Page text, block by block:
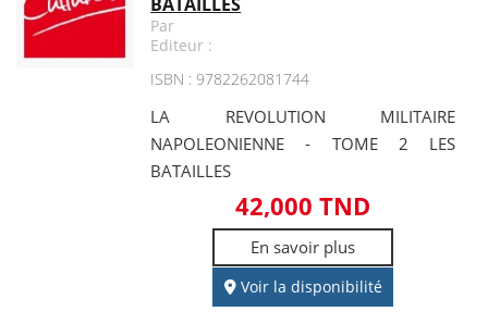
Par
Editeur :
ISBN : 9782262081744
LA REVOLUTION MILITAIRE
NAPOLEONIENNE - TOME 2 LES
BATAILLES
42,000 TND
En savoir plus
Voir la disponibilité